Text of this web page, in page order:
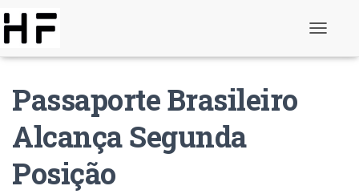
Passaporte Brasileiro
Alcança Segunda
Posição